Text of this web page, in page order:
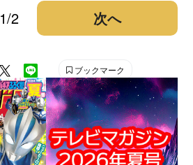
1/2 次へ
ブックマーク